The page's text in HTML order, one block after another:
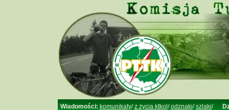
Wiadomości: komunikaty/z życia ktkol /odznaki/szlaki/